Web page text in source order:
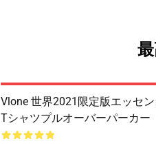
Vlone 世界2021限定版エッセ
Tシャツプルオーバーパーカー